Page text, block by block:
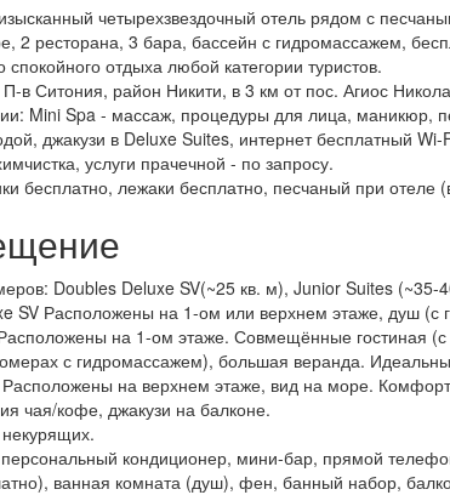
четырехзвездочный отель рядом с
2 ресторана, 3 бара, бассейн с гидромассажем,
спокойного отдыха любой категории туристов.
в Ситония, район Никити, в 3 км от пос. Агиос
Mini Spa - массаж, процедуры для лица, маникюр,
джакузи в Deluxe Suites, интернет бесплатный
услуги прачечной - по запросу.
бесплатно, лежаки бесплатно, песчаный при
Doubles Deluxe SV(~25 кв. м), Junior Suites (~35-
SV Расположены на 1-ом или верхнем этаже, душ (с
на 1-ом этаже. Совмещённые гостиная
с гидромассажем), большая веранда.
на верхнем этаже, вид на море.
чая/кофе, джакузи на балконе.
персональный кондиционер, мини-бар, прямой
ванная комната (душ), фен, банный набор,